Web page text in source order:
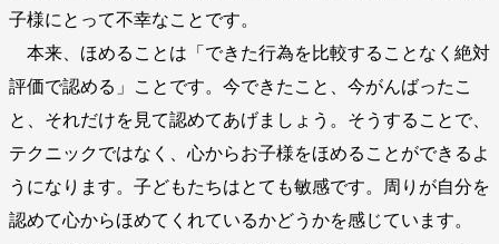
子様にとって不幸なことです。
本来、ほめることは「できた行為を比較することなく絶対
評価で認める」ことです。今できたこと、今がんばったこ
と、それだけを見て認めてあげましょう。そうすることで、
テクニックではなく、心からお子様をほめることができるよ
うになります。子どもたちはとても敏感です。周りが自分を
認めて心からほめてくれているかどうかを感じています。